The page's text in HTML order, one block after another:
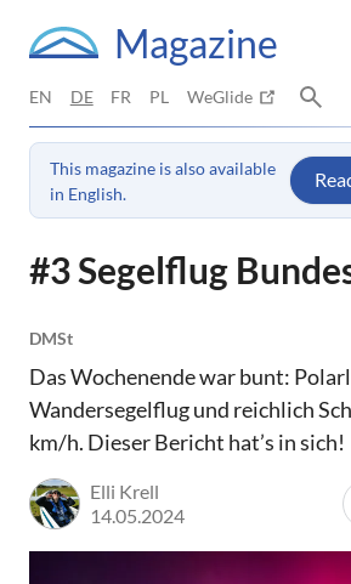
Magazine
EN DE FR PL WeGlide
This magazine is also available
in English.
#3 Segelflug
DMSt
Das Wochenende war bunt:
Wandersegelflug und reichlich
km/h. Dieser Bericht hat’s in sich!
Elli Krell
14.05.2024